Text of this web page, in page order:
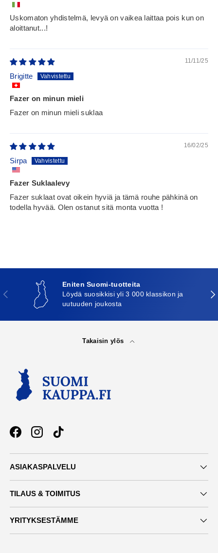
Uskomaton yhdistelmä, levyä on vaikea laittaa pois kun on
aloittanut...!
11/11/25
Brigitte
Fazer on minun mieli
Fazer on minun mieli suklaa
16/02/25
Sirpa
Fazer Suklaalevy
Fazer suklaat ovat oikein hyviä ja tämä rouhe pähkinä on
todella hyvää. Olen ostanut sitä monta vuotta !
Edellinen
Eniten Suomi-tuotteita
Löydä suosikkisi yli 3 000 klassikon ja
uutuuden joukosta
Takaisin ylös
FacebookInstagramTikTok
ASIAKASPALVELU
TILAUS & TOIMITUS
YRITYKSESTÄMME